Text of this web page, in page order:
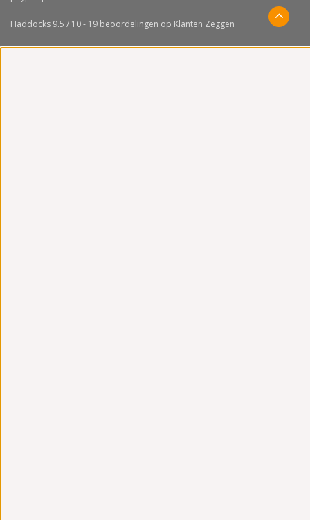
Haddocks 9.5 / 10- 19 beoordelingen op Klanten Zeggen